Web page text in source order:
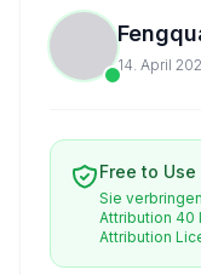
14. April
Free to Use
Sie
Attribution 40
Attribution